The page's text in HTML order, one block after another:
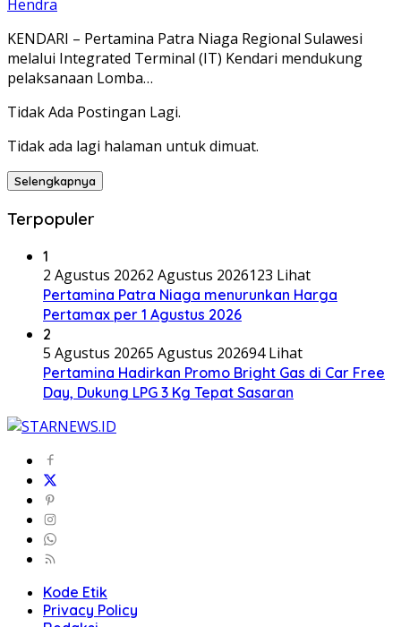
Hendra
KENDARI – Pertamina Patra Niaga Regional Sulawesi
melalui Integrated Terminal (IT) Kendari mendukung
pelaksanaan Lomba…
Tidak Ada Postingan Lagi.
Tidak ada lagi halaman untuk dimuat.
Selengkapnya
Terpopuler
1
2 Agustus 20262 Agustus 2026123 Lihat
Pertamina Patra Niaga menurunkan Harga
Pertamax per 1 Agustus 2026
2
5 Agustus 20265 Agustus 202694 Lihat
Pertamina Hadirkan Promo Bright Gas di Car Free
Day, Dukung LPG 3 Kg Tepat Sasaran
Kode Etik
Privacy Policy